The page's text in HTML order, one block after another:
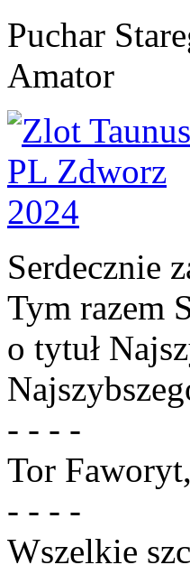
Puchar
Amator
Serdecznie
Tym razem
o tytuł
- - - -
Tor
- - - -
Wszelkie